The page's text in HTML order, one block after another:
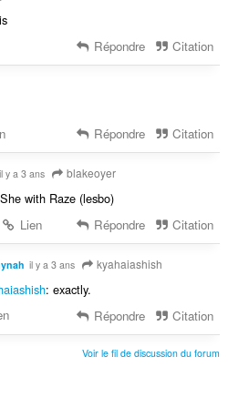
Répondre Citation
Répondre Citation
il y a 3 ans blakeoyer
with Raze (lesbo)
Lien Répondre Citation
il y a 3 ans kyahaiashish
: exactly.
Répondre Citation
Voir le fil de discussion du forum